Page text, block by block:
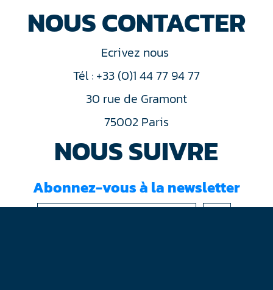
NOUS CONTACTER
Ecrivez nous
Tél : +33 (0)1 44 77 94 77
30 rue de Gramont
75002 Paris
NOUS SUIVRE
Abonnez-vous à la newsletter